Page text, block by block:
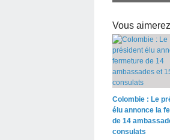
Vous
Colombie : Le
élu annonce la
de 14
consulats